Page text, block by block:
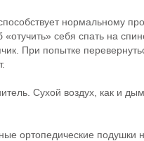
нормальному
«отучить» себя спать на
При попытке
Сухой воздух, как и
ортопедические подушки